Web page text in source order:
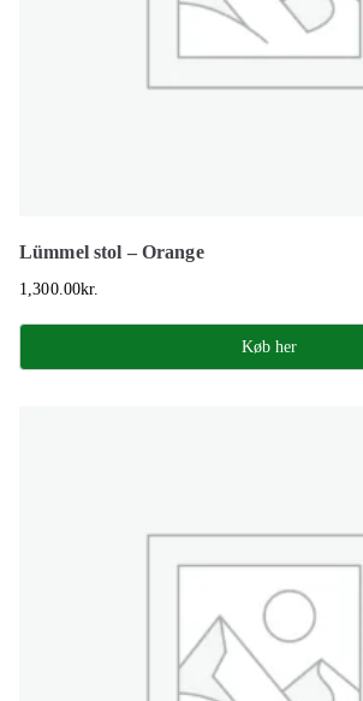
Lümmel stol – Orange
1,300.00kr.
Køb her